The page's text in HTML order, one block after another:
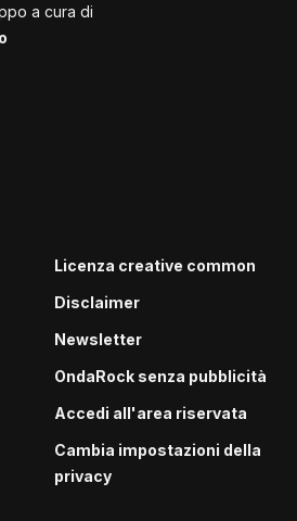
a cura di
Licenza creative common
Disclaimer
Newsletter
OndaRock senza pubblicità
Accedi all'area riservata
Cambia impostazioni della
privacy